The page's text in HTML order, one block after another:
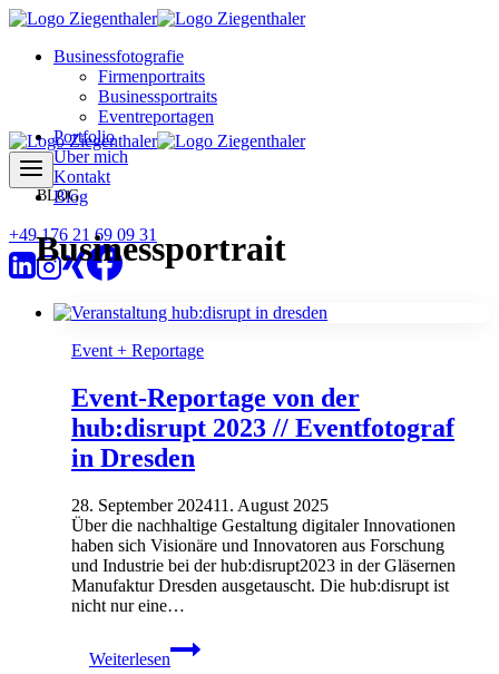
Zum
springenBusinessfotografie
Firmenportraits
Businessportraits
Eventreportagen
Portfolio
Über mich
Kontakt
Blog
+49 176 21 69 09 31
Businessportrait
Event + Reportage
Event-Reportage von der
hub:disrupt 2023 // Eventfotograf
in Dresden
28. September 202411. August 2025
Über die nachhaltige Gestaltung digitaler Innovationen
haben sich Visionäre und Innovatoren aus Forschung
und Industrie bei der hub:disrupt2023 in der Gläsernen
Manufaktur Dresden ausgetauscht. Die hub:disrupt ist
nicht nur eine…
Weiterlesen
Event-
Reportage